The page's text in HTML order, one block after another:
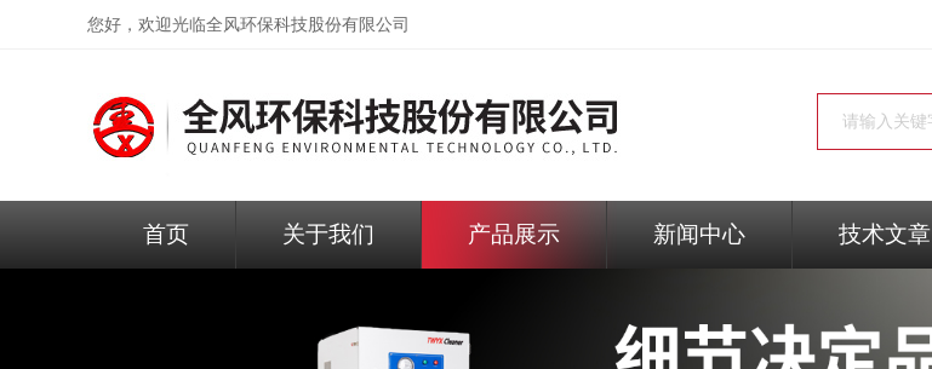
您好，欢迎光临全风环保科技股份有限公司
首页 关于我们 产品展示 新闻中心 技术文章